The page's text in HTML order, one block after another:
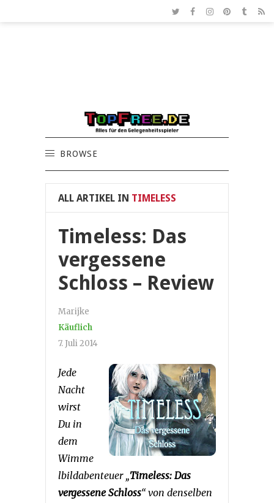
BROWSE
ALL ARTIKEL IN TIMELESS
Timeless: Das
vergessene
Schloss – Review
Marijke
Käuflich
7. Juli 2014
Jede
Nacht
wirst
Du in
dem
Wimme
lbildabenteuer „Timeless: Das
vergessene Schloss“ von denselben